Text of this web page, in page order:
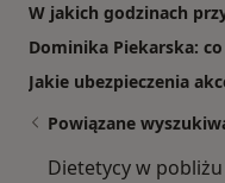
W jakich godzinach
Dominika Piekarska:
Jakie ubezpieczenia
Powiązane
Dietetycy w pobliżu